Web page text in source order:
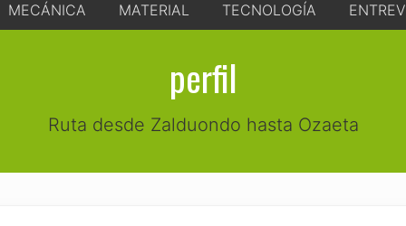
MECÁNICA MATERIAL TECNOLOGÍA
perfil
Ruta desde Zalduondo hasta Ozaeta